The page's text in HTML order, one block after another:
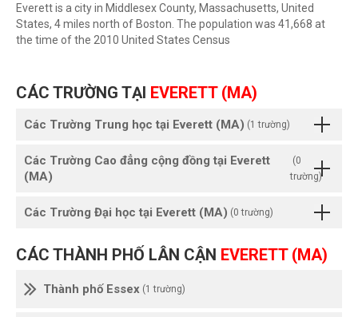
Everett is a city in Middlesex County, Massachusetts, United
States, 4 miles north of Boston. The population was 41,668 at
the time of the 2010 United States Census
CÁC TRƯỜNG TẠI EVERETT (MA)
Các Trường Trung học tại Everett (MA) (1 trường)
Các Trường Cao đẳng cộng đồng tại Everett
(MA)
(0
trường)
Các Trường Đại học tại Everett (MA) (0 trường)
CÁC THÀNH PHỐ LÂN CẬN EVERETT (MA)
Thành phố Essex (1 trường)